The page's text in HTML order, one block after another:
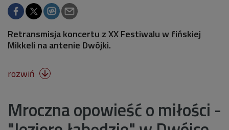
Retransmisja koncertu z XX Festiwalu w fińskiej
Mikkeli na antenie Dwójki.
rozwiń 
Mroczna opowieść o miłości -